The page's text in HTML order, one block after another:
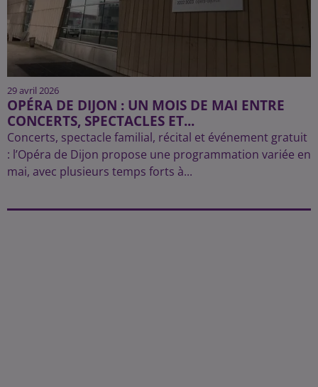
29 avril 2026
OPÉRA DE DIJON : UN MOIS DE MAI ENTRE
CONCERTS, SPECTACLES ET...
Concerts, spectacle familial, récital et événement gratuit
: l’Opéra de Dijon propose une programmation variée en
mai, avec plusieurs temps forts à...